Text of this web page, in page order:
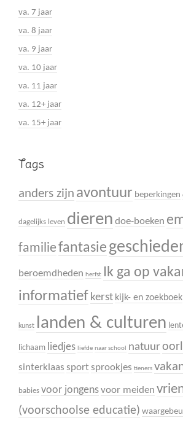
va. 7 jaar
va. 8 jaar
va. 9 jaar
va. 10 jaar
va. 11 jaar
va. 12+ jaar
va. 15+ jaar
Tags
anders zijn avontuur beperkingen
dagelijks leven dieren doe-boeken
familiefantasie
beroemdheden herfst Ik ga op
informatief kerst kijk- en zoekboek
kunst landen & culturen
lichaam liedjes liefde naar school natuur
sinterklaas sport sprookjes tieners
babies voor jongensvoor meiden
(voorschoolse educatie)